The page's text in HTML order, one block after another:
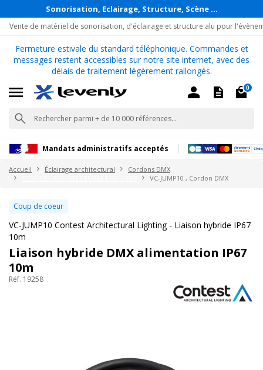
Sonorisation, Eclairage, Structure, Scène ...
Vente de matériel de sonorisation, d'éclairage et structure alu pour
Fermeture estivale du standard téléphonique. Commandes et
messages restent accessibles sur notre site internet, avec des
délais de traitement légèrement rallongés.
0
Mandats administratifs acceptés
Accueil Éclairage architectural
Cordons DMX
VC-JUMP10 , Cordon DMX
Coup de coeur
VC-JUMP10 Contest Architectural Lighting - Liaison hybride IP67
10m
Liaison hybride DMX alimentation IP67
10m
Réf. 19258